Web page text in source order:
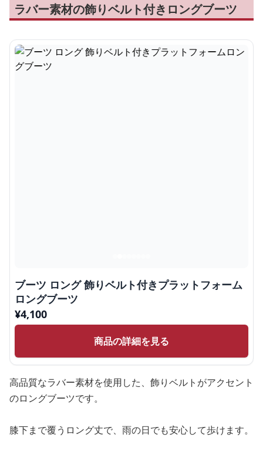
ラバー素材の飾りベルト付きロングブーツ
ブーツ ロング 飾りベルト付きプラットフォーム
ロングブーツ
¥4,100
商品の詳細を見る
高品質なラバー素材を使用した、飾りベルトがアクセント
のロングブーツです。
膝下まで覆うロング丈で、雨の日でも安心して歩けます。